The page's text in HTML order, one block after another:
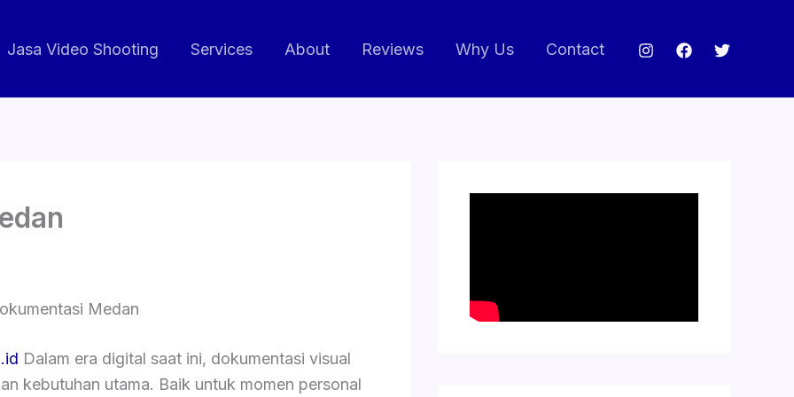
Jasa Video Shooting Services About Reviews Why Us Contact
Medan
Dalam era digital saat ini, dokumentasi visual
kebutuhan utama. Baik untuk momen personal